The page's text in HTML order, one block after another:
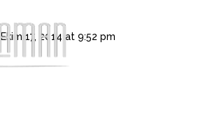
Ekim 17, 2014 at 9:52 pm